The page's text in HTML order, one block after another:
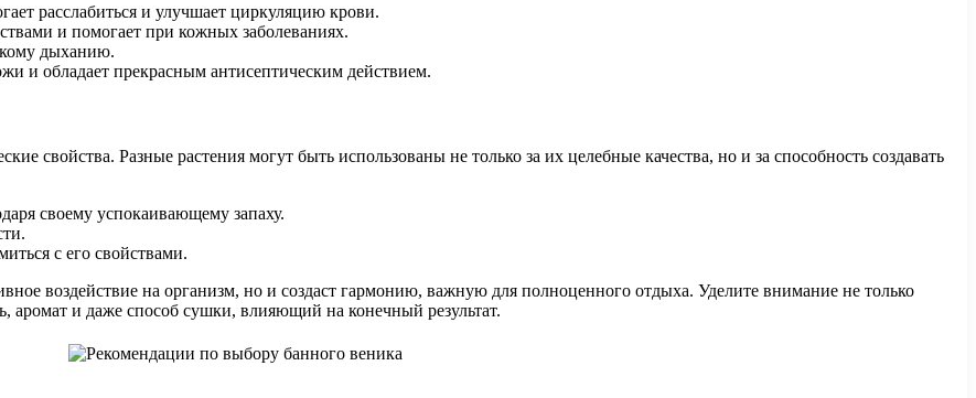
расслабиться и улучшает циркуляцию крови.
и помогает при кожных заболеваниях.
дыханию.
и обладает прекрасным антисептическим действием.
свойства. Разные растения могут быть использованы не только за их целебные качества, но и за способность создавать
своему успокаивающему запаху.
с его свойствами.
воздействие на организм, но и создаст гармонию, важную для полноценного отдыха. Уделите внимание не только
аромат и даже способ сушки, влияющий на конечный результат.